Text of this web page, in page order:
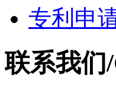
专利申
联系我们